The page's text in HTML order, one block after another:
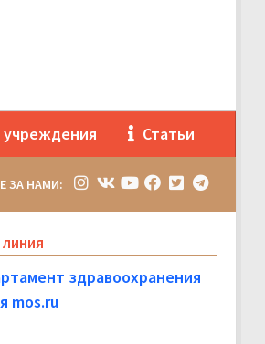
учреждения Статьи
ЗА НАМИ:
здравоохранения
mos.ru